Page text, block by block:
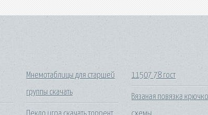
Мнемотаблицы для старшей
группы скачать
11507 78 гост
Вязаная повязка